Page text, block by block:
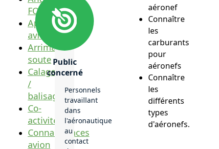
FOD
Approche
avion
Arrimage
soute
Calage
/
balisage
Co-
activité
Connaissances
avion
Public
concerné
Personnels
travaillant
dans
l'aéronautique
au
contact
aéronef
Connaître
les
carburants
pour
aéronefs
Connaître
les
différents
types
d'aéronefs.